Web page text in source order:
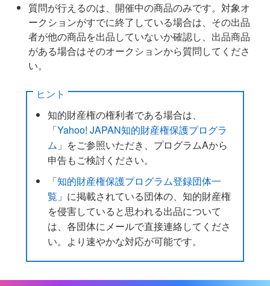
質問が行えるのは、開催中の商品のみです。対象オ
ークションがすでに終了している場合は、その出品
者が他の商品を出品していないか確認し、出品商品
がある場合はそのオークションから質問してくださ
い。
ヒント
知的財産権の権利者である場合は、
「Yahoo! JAPAN知的財産権保護プログラ
ム 」をご参照いただき、プログラムAから
申告もご検討ください。
「知的財産権保護プログラム登録団体一
覧 」に掲載されている団体の、知的財産権
を侵害していると思われる出品について
は、各団体にメールで直接連絡してくださ
い。より速やかな対応が可能です。